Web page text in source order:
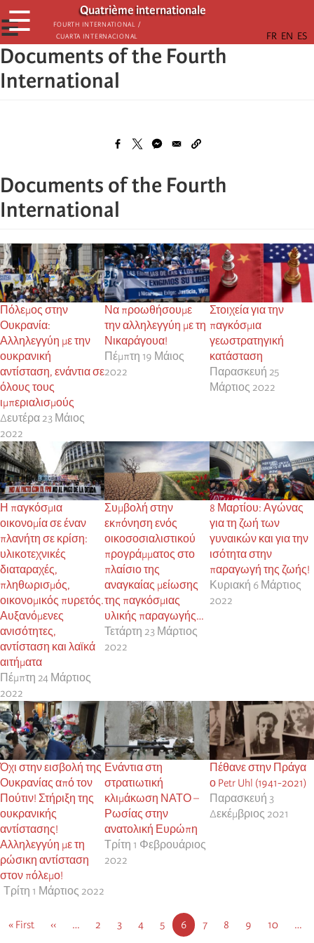
Παράκαμψη
προς
το
κυρίως
Quatrième internationale
Fourth International /
Cuarta Internacional
☰
☰
Documents of the Fourth
International
Documents of the Fourth
International
Πόλεμος στην
Ουκρανία:
Αλληλεγγύη με την
ουκρανική
αντίσταση, ενάντια σε
όλους τους
ιμπεριαλισμούς
Δευτέρα 23 Μάιος
2022
Να προωθήσουμε
την αλληλεγγύη με τη
Νικαράγουα!
Πέμπτη 19 Μάιος
2022
Στοιχεία για την
παγκόσμια
γεωστρατηγική
κατάσταση
Παρασκευή 25
Μάρτιος 2022
Η παγκόσμια
οικονομία σε έναν
πλανήτη σε κρίση:
υλικοτεχνικές
διαταραχές,
πληθωρισμός,
οικονομικός πυρετός.
Αυξανόμενες
ανισότητες,
αντίσταση και λαϊκά
αιτήματα
Πέμπτη 24 Μάρτιος
2022
Συμβολή στην
εκπόνηση ενός
οικοσοσιαλιστικού
προγράμματος στο
πλαίσιο της
αναγκαίας μείωσης
της παγκόσμιας
υλικής παραγωγής…
Τετάρτη 23 Μάρτιος
2022
8 Μαρτίου: Αγώνας
για τη ζωή των
γυναικών και για την
ισότητα στην
παραγωγή της ζωής!
Κυριακή 6 Μάρτιος
2022
Όχι στην εισβολή της
Ουκρανίας από τον
Πούτιν! Στήριξη της
ουκρανικής
αντίστασης!
Αλληλεγγύη με τη
ρώσικη αντίσταση
στον πόλεμο!
Τρίτη 1 Μάρτιος 2022
Ενάντια στη
στρατιωτική
κλιμάκωση ΝΑΤΟ –
Ρωσίας στην
ανατολική Ευρώπη
Τρίτη 1 Φεβρουάριος
2022
Πέθανε στην Πράγα
ο Petr Uhl (1941-2021)
Παρασκευή 3
Δεκέμβριος 2021
Πρώτη
« First
Προηγούμενη
‹‹ … Σελίδα
2 Σελίδα
3 Σελίδα
4 Σελίδα
5
Τρέχουσα
σελίδα
6 Σελίδα
7 Σελίδα
8 Σελίδα
9 Σελίδα
10
…